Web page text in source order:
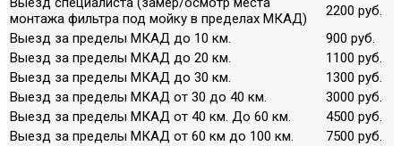
монтажа фильтра под мойку в пределах МКАД)
2200 руб.
Выезд за пределы МКАД до 10 км.
900 руб.
Выезд за пределы МКАД до 20 км.
1100 руб.
Выезд за пределы МКАД до 30 км.
1300 руб.
Выезд за пределы МКАД от 30 до 40 км.
3000 руб.
Выезд за пределы МКАД от 40 км. До 60 км.
4500 руб.
Выезд за пределы МКАД от 60 км до 100 км.
7500 руб.